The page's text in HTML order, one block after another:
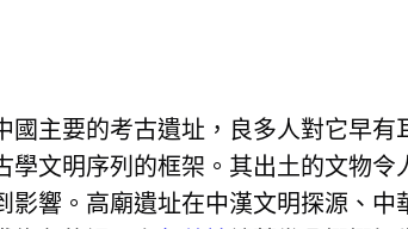
主要的考古遺址，良多人對它早
文明序列的框架。其出土的文物
響。高廟遺址在中漢文明探源、